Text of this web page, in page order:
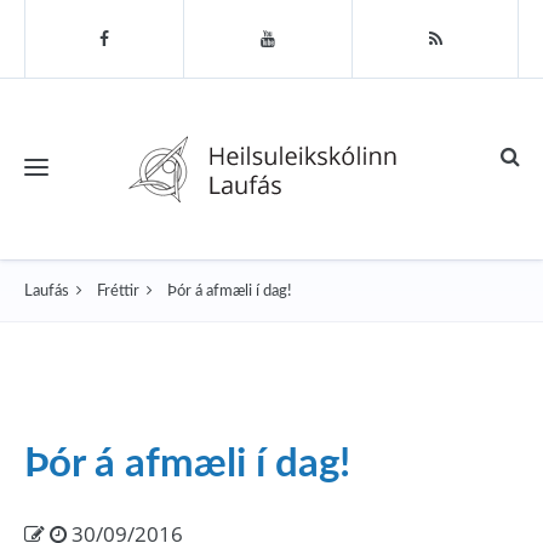
Toggle navigation
Laufás Fréttir Þór á afmæli í dag!
Þór á afmæli í dag!
30/09/2016